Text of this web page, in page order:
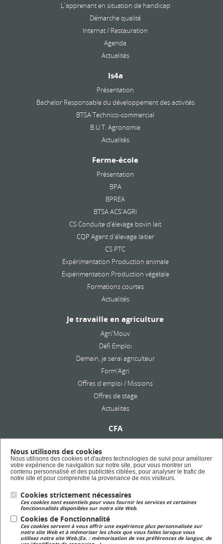
L'apprenant en situation de handicap
Démarche qualité
Internat / Restauration
Agenda
Actualités
Is4a
Présentation
Bachelor Responsable du développement des activités
BTSA Technico-commercial
B.U.T. Agronomie
Actualités
Ferme-école
Présentation
BPA
BPREA
BTSA ACS'AGRI
CS Conduite d’élevage bovin lait
CQP Agent d'élevage laitier
CS PTC
Expérimentation Production animale
Expérimentation Production végétale
Formations courtes
Actualités
Je travaille en agriculture
Agri'Mouv
Défi Emploi
Demain, je serai agriculteur
Form'Agri
Offres d'emploi / Missions
Offres de stage
Actualités
CFA
Formation en alternance
Taxe d'apprentissage
Lycée Privé
Formation Scolaire
Formation Continue
Nous utilisons des cookies
Nous utilisons des cookies et d'autres technologies de suivi pour améliorer
votre expérience de navigation sur notre site, pour vous montrer un
contenu personnalisé et des publicités ciblées, pour analyser le trafic de
notre site et pour comprendre la provenance de nos visiteurs.
Cookies strictement nécessaires
Ces cookies sont essentiels pour vous fournir les services et certaines
fonctionnalités disponibles sur notre site Web.
Cookies de Fonctionnalité
Ces cookies servent à vous offrir une expérience plus personnalisée sur
notre site Web et à mémoriser les choix que vous faites lorsque vous
utilisez notre site Web.(Ex. : mémorisation de vos préférences de langue, de